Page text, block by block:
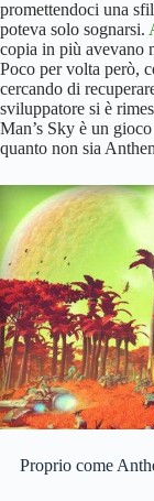
promettendoci una
poteva solo sognarsi.
copia in più avevano
Poco per volta però,
cercando di
sviluppatore si è
Man’s Sky è un
quanto non sia
Proprio come